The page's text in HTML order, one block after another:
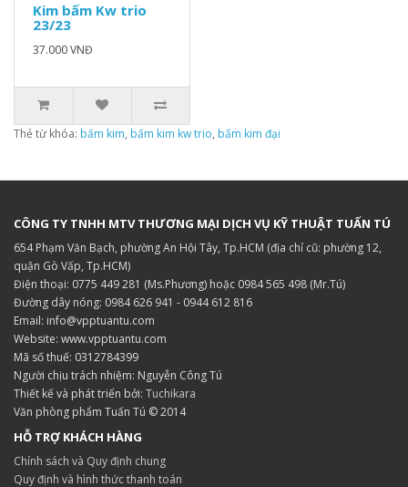
Kim bấm Kw trio
23/23
37.000 VNĐ
Thẻ từ khóa: bấm kim, bấm kim kw trio, bấm kim đại
CÔNG TY TNHH MTV THƯƠNG MẠI DỊCH VỤ KỸ THUẬT TUẤN TÚ
654 Phạm Văn Bạch, phường An Hội Tây, Tp.HCM (địa chỉ cũ: phường 12,
quận Gò Vấp, Tp.HCM)
Điện thoại: 0775 449 281 (Ms.Phương) hoặc 0984 565 498 (Mr.Tú)
Đường dây nóng: 0984 626 941 - 0944 612 816
Email: info@vpptuantu.com
Website: www.vpptuantu.com
Mã số thuế: 0312784399
Người chịu trách nhiệm: Nguyễn Công Tú
Thiết kế và phát triển bởi: Tuchikara
Văn phòng phẩm Tuấn Tú © 2014
HỖ TRỢ KHÁCH HÀNG
Chính sách và Quy định chung
Quy định và hình thức thanh toán